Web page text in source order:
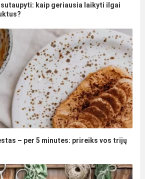
sutaupyti: kaip geriausia laikyti ilgai
– per 5 minutes: prireiks vos trijų